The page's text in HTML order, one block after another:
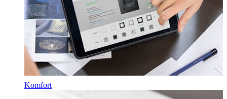
Komfort